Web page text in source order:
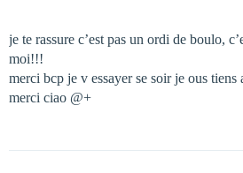
je te rassure c’est pas un ordi de boulo,
moi!!!
merci bcp je v essayer se soir je ous
merci ciao @+